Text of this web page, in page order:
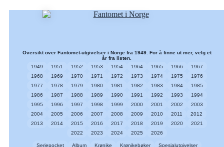
Oversikt over Fantomet-utgivelser i Norge fra 1949. For å finne ut mer, velg et
år fra listen.
1949
1951 1952 1953 1954 1964 1965 1966
1967
1968
1969 1970 1971 1972 1973 1974 1975
1976
1977
1978 1979 1980 1981 1982 1983 1984
1985
1986
1987 1988 1989 1990 1991 1992 1993
1994
1995
1996 1997 1998 1999 2000 2001 2002
2003
2004
2005 2006 2007 2008 2009 2010 2011
2012
2013
2014 2015 2016 2017 2018 2019 2020
2021
2022
2023 2024 2025 2026
Seriepocket Album Krønike Krønikebøker Spesialutgivelser